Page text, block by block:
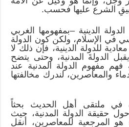
الشرع عليها فحسب.
الدينية –بمفهومها الغربي
في الإسلام، ولكن كون الدولة
للدولة الدينية، فإن ذلك لا
الدولةَ المدنية، وحتى يتضح
مفهوم الدولة المدنية عند
والمعاصرين، لندرك مخالفتها
في ملتقى أهل الحديث بحثاً
حقيقة الدولة المدنية، حيث
هو المرجعية للمعاصرين، أنقل